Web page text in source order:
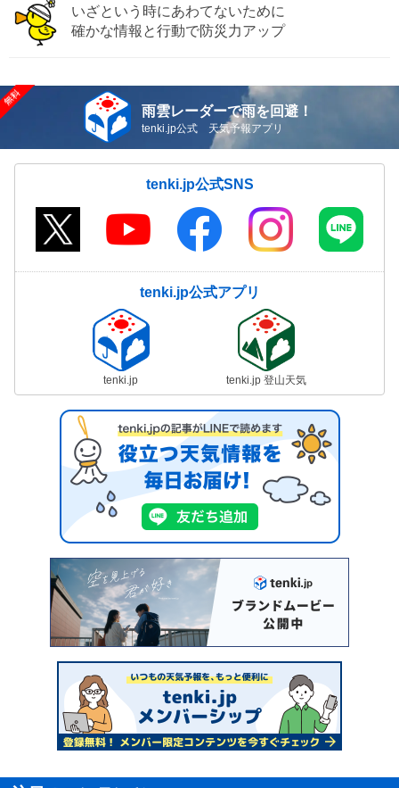
いざという時にあわてないために
確かな情報と行動で防災力アップ
雨雲レーダーで雨を回避！
tenki.jp公式 天気予報アプリ
tenki.jp公式SNS
tenki.jp公式アプリ
tenki.jp tenki.jp 登山天気